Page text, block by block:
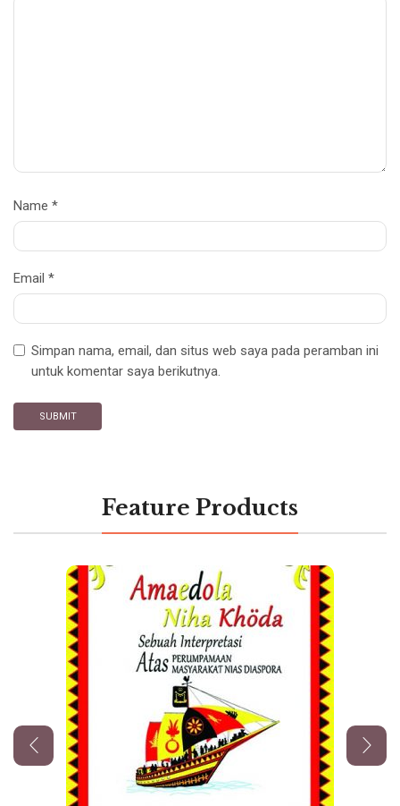
Name *
Email *
Simpan nama, email, dan situs web saya pada peramban ini
untuk komentar saya berikutnya.
Feature Products